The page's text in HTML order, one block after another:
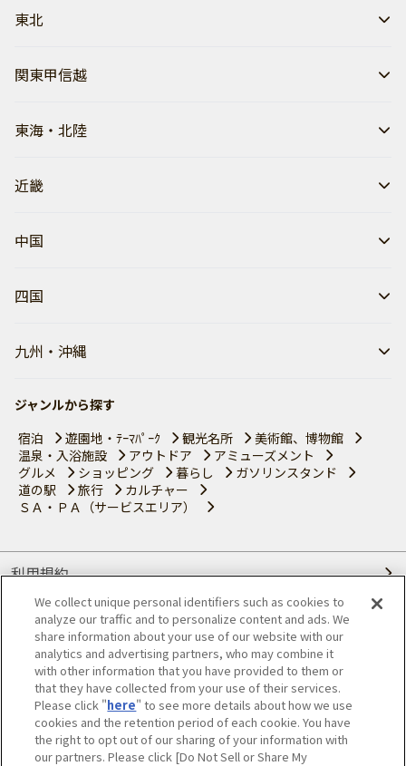
東北
関東甲信越
東海・北陸
近畿
中国
四国
九州・沖縄
ジャンルから探す
宿泊
遊園地・ﾃｰﾏﾊﾟｰｸ 観光名所
美術館、博物館
温泉・入浴施設
アウトドア
アミューズメント
グルメ
ショッピング 暮らし
ガソリンスタンド
道の駅
旅行
カルチャー
ＳＡ・ＰＡ（サービスエリア）
利用規約
個人情報の取り扱いについて
会員優待サービスの提携をご検討の方へ
JAFホームページ
© JAPAN AUTOMOBILE FEDERATION. All rights reserved.
We collect unique personal identifiers such as cookies to
analyze our traffic and to personalize content and ads. We
share information about your use of our website with our
analytics and advertising partners, who may combine it
with other information that you have provided to them or
that they have collected from your use of their services.
Please click "here" to see more details about how we use
cookies and the retention period of each cookie. You have
the right to opt out of our sharing of your information with
our partners. Please click [Do Not Sell or Share My